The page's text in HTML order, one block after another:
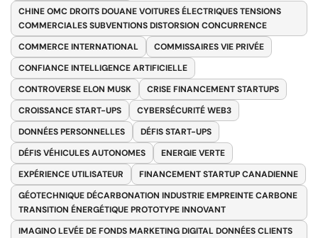
CHINE OMC DROITS DOUANE VOITURES ÉLECTRIQUES TENSIONS
COMMERCIALES SUBVENTIONS DISTORSION CONCURRENCE
COMMERCE INTERNATIONAL
COMMISSAIRES VIE PRIVÉE
CONFIANCE INTELLIGENCE ARTIFICIELLE
CONTROVERSE ELON MUSK
CRISE FINANCEMENT STARTUPS
CROISSANCE START-UPS
CYBERSÉCURITÉ WEB3
DONNÉES PERSONNELLES
DÉFIS START-UPS
DÉFIS VÉHICULES AUTONOMES
ENERGIE VERTE
EXPÉRIENCE UTILISATEUR
FINANCEMENT STARTUP CANADIENNE
GÉOTECHNIQUE DÉCARBONATION INDUSTRIE EMPREINTE CARBONE
TRANSITION ÉNERGÉTIQUE PROTOTYPE INNOVANT
IMAGINO LEVÉE DE FONDS MARKETING DIGITAL DONNÉES CLIENTS